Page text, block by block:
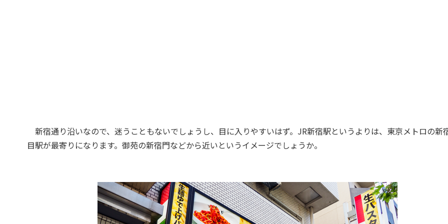
新宿通り沿いなので、迷うこともないでしょうし、目に入りやすいはず。JR新宿駅というよりは、東京メトロの新
目駅が最寄りになります。御苑の新宿門などから近いというイメージでしょうか。